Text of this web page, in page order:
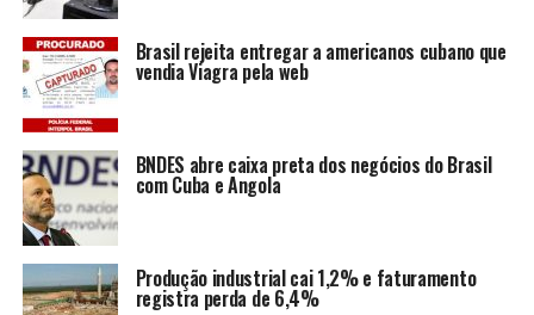
Brasil rejeita entregar a americanos cubano que
vendia Viagra pela web
BNDES abre caixa preta dos negócios do Brasil
com Cuba e Angola
Produção industrial cai 1,2% e faturamento
registra perda de 6,4%